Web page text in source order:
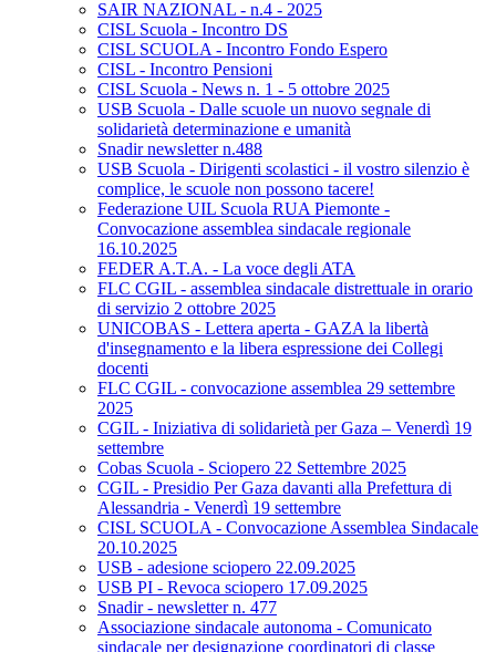
SAIR NAZIONAL - n.4 - 2025
CISL Scuola - Incontro DS
CISL SCUOLA - Incontro Fondo Espero
CISL - Incontro Pensioni
CISL Scuola - News n. 1 - 5 ottobre 2025
USB Scuola - Dalle scuole un nuovo segnale di
solidarietà determinazione e umanità
Snadir newsletter n.488
USB Scuola - Dirigenti scolastici - il vostro silenzio è
complice, le scuole non possono tacere!
Federazione UIL Scuola RUA Piemonte -
Convocazione assemblea sindacale regionale
16.10.2025
FEDER A.T.A. - La voce degli ATA
FLC CGIL - assemblea sindacale distrettuale in orario
di servizio 2 ottobre 2025
UNICOBAS - Lettera aperta - GAZA la libertà
d'insegnamento e la libera espressione dei Collegi
docenti
FLC CGIL - convocazione assemblea 29 settembre
2025
CGIL - Iniziativa di solidarietà per Gaza – Venerdì 19
settembre
Cobas Scuola - Sciopero 22 Settembre 2025
CGIL - Presidio Per Gaza davanti alla Prefettura di
Alessandria - Venerdì 19 settembre
CISL SCUOLA - Convocazione Assemblea Sindacale
20.10.2025
USB - adesione sciopero 22.09.2025
USB PI - Revoca sciopero 17.09.2025
Snadir - newsletter n. 477
Associazione sindacale autonoma - Comunicato
sindacale per designazione coordinatori di classe